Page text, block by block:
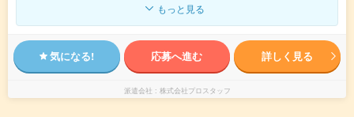
もっと見る
気になる! 応募へ進む 詳しく見る
派遣会社 株式会社プロスタッフ